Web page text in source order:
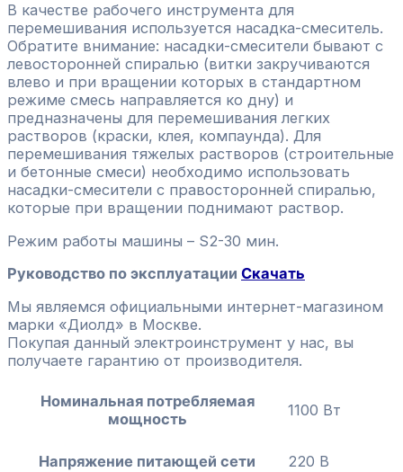
В качестве рабочего инструмента для
перемешивания используется насадка-смеситель.
Обратите внимание: насадки-смесители бывают с
левосторонней спиралью (витки закручиваются
влево и при вращении которых в стандартном
режиме смесь направляется ко дну) и
предназначены для перемешивания легких
растворов (краски, клея, компаунда). Для
перемешивания тяжелых растворов (строительные
и бетонные смеси) необходимо использовать
насадки-смесители с правосторонней спиралью,
которые при вращении поднимают раствор.
Режим работы машины – S2-30 мин.
Руководство по эксплуатации Скачать
Мы являемся официальными интернет-магазином
марки «Диолд» в Москве.
Покупая данный электроинструмент у нас, вы
получаете гарантию от производителя.
Номинальная потребляемая
мощность
1100 Вт
Напряжение питающей сети 220 В